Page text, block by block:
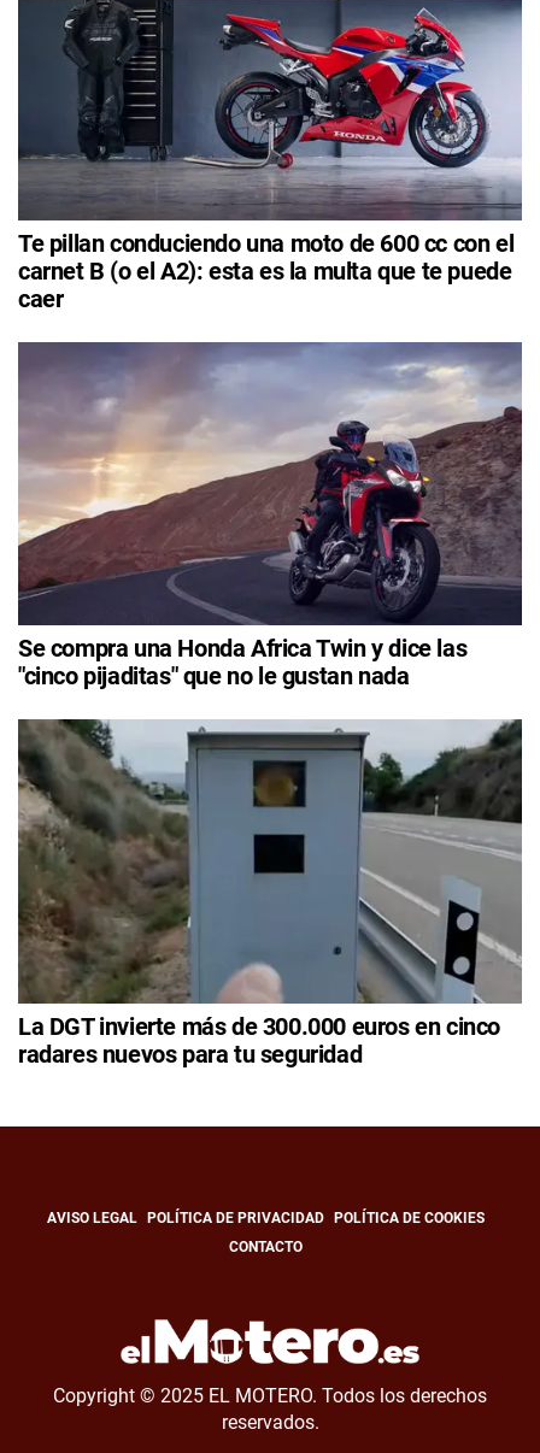
Te pillan conduciendo una moto de 600 cc con el
carnet B (o el A2): esta es la multa que te puede
caer
Se compra una Honda Africa Twin y dice las
"cinco pijaditas" que no le gustan nada
La DGT invierte más de 300.000 euros en cinco
radares nuevos para tu seguridad
AVISO LEGAL POLÍTICA DE PRIVACIDAD
POLÍTICA DE COOKIES
CONTACTO
Copyright © 2025 EL MOTERO. Todos los derechos
reservados.